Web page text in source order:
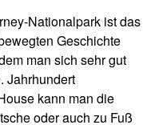
Nationalpark ist das
Geschichte
man sich sehr gut
Jahrhundert
kann man die
oder auch zu Fuß